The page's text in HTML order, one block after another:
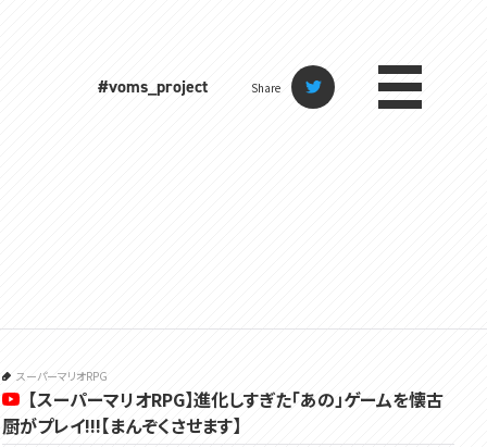
#voms_project Share
スーパーマリオRPG
【スーパーマリオRPG】進化しすぎた「あの」ゲームを懐古
厨がプレイ!!!【まんぞくさせます】